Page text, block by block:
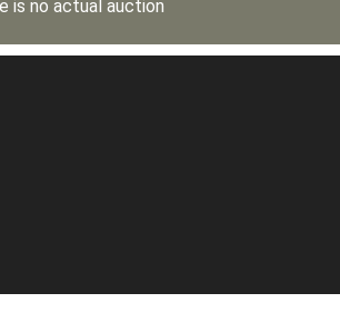
is no actual auction